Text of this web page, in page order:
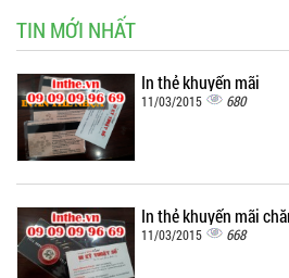
TIN MỚI NHẤT
In thẻ khuyến mãi
11/03/2015 680
In thẻ khuyến mãi
11/03/2015 668